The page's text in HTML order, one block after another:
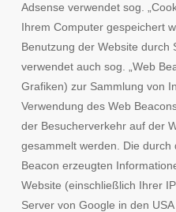
Adsense verwendet sog.
Ihrem Computer gespeichert
Benutzung der Website durch
verwendet auch sog. „Web
Grafiken) zur Sammlung von
Verwendung des Web
der Besucherverkehr auf der
gesammelt werden. Die
Beacon erzeugten
Website (einschließlich Ihrer
Server von Google in den